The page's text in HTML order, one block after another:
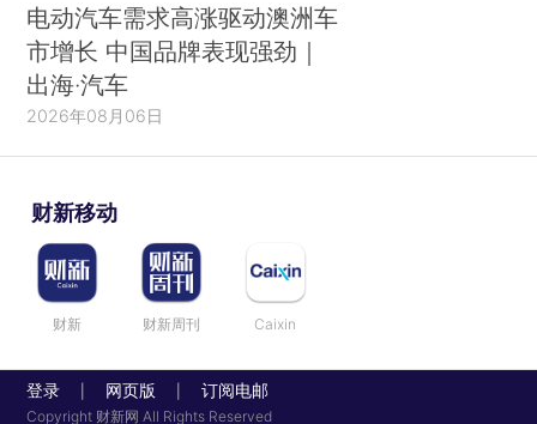
电动汽车需求高涨驱动澳洲车
市增长 中国品牌表现强劲｜
出海·汽车
2026年08月06日
财新移动
财新 财新周刊 Caixin
登录 网页版 订阅电邮
Copyright 财新网 All Rights Reserved